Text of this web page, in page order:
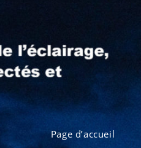
Page d’accueil